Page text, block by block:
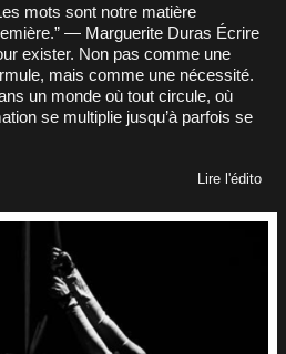
mots sont notre matière
— Marguerite Duras Écrire
exister. Non pas comme une
mais comme une nécessité.
un monde où tout circule, où
se multiplie jusqu’à parfois se
Lire l'édito